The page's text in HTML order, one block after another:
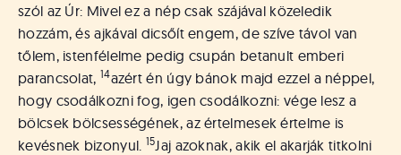
szól az Úr: Mivel ez a nép csak szájával közeledik
hozzám, és ajkával dicsőít engem, de szíve távol van
tőlem, istenfélelme pedig csupán betanult emberi
parancsolat, 14azért én úgy bánok majd ezzel a néppel,
hogy csodálkozni fog, igen csodálkozni: vége lesz a
bölcsek bölcsességének, az értelmesek értelme is
kevésnek bizonyul. 15Jaj azoknak, akik el akarják titkolni